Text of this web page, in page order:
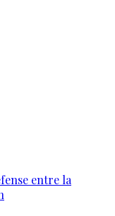
entre la